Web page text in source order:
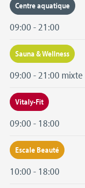
Centre aquatique
09:00 - 21:00
Sauna & Wellness
09:00 - 21:00 mixte
Vitaly-Fit
09:00 - 18:00
Escale Beauté
10:00 - 18:00